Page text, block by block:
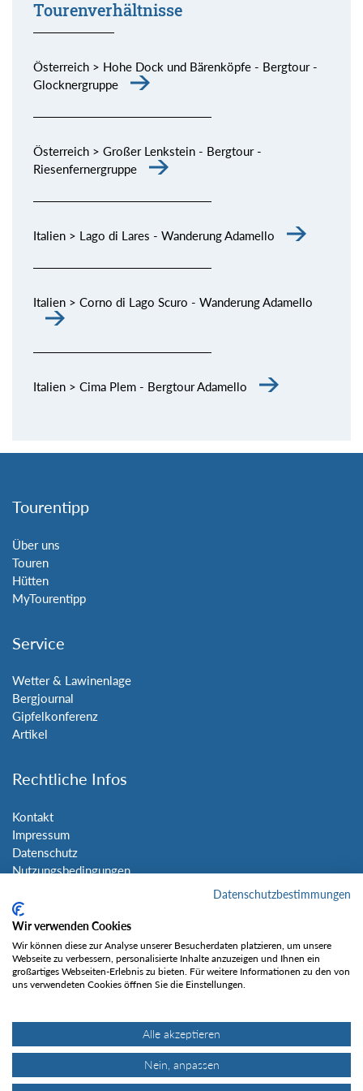
Tourenverhältnisse
Österreich > Hohe Dock und Bärenköpfe - Bergtour -
Glocknergruppe
Österreich > Großer Lenkstein - Bergtour -
Riesenfernergruppe
Italien > Lago di Lares - Wanderung Adamello
Italien > Corno di Lago Scuro - Wanderung Adamello
Italien > Cima Plem - Bergtour Adamello
Tourentipp
Über uns
Touren
Hütten
MyTourentipp
Service
Wetter & Lawinenlage
Bergjournal
Gipfelkonferenz
Artikel
Rechtliche Infos
Kontakt
Impressum
Datenschutz
Nutzungsbedingungen
Social Media
Gefällt mir
Datenschutzbestimmungen
Wir verwenden Cookies
Wir können diese zur Analyse unserer Besucherdaten platzieren, um unsere
Webseite zu verbessern, personalisierte Inhalte anzuzeigen und Ihnen ein
großartiges Webseiten-Erlebnis zu bieten. Für weitere Informationen zu den von
uns verwendeten Cookies öffnen Sie die Einstellungen.
Alle akzeptieren
Nein, anpassen